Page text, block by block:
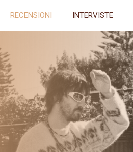
RECENSIONI INTERVISTE